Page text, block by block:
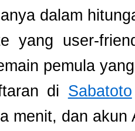
dalam
yang user-
pemula
di Sabatoto
menit, dan